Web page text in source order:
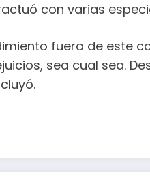
con varias
fuera de este
sea cual sea.